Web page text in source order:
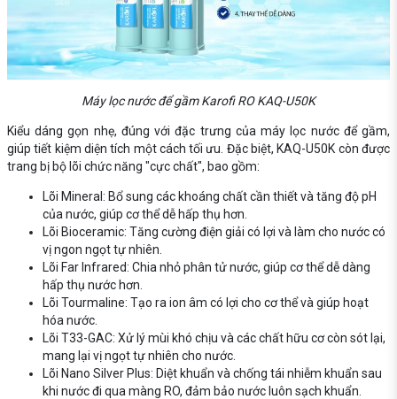
Máy lọc nước để gầm Karofi RO KAQ-U50K
Kiểu dáng gọn nhẹ, đúng với đặc trưng của máy lọc nước để gầm,
giúp tiết kiệm diện tích một cách tối ưu. Đặc biệt, KAQ-U50K còn được
trang bị bộ lõi chức năng "cực chất", bao gồm:
Lõi Mineral: Bổ sung các khoáng chất cần thiết và tăng độ pH
của nước, giúp cơ thể dễ hấp thụ hơn.
Lõi Bioceramic: Tăng cường điện giải có lợi và làm cho nước có
vị ngon ngọt tự nhiên.
Lõi Far Infrared: Chia nhỏ phân tử nước, giúp cơ thể dễ dàng
hấp thụ nước hơn.
Lõi Tourmaline: Tạo ra ion âm có lợi cho cơ thể và giúp hoạt
hóa nước.
Lõi T33-GAC: Xử lý mùi khó chịu và các chất hữu cơ còn sót lại,
mang lại vị ngọt tự nhiên cho nước.
Lõi Nano Silver Plus: Diệt khuẩn và chống tái nhiễm khuẩn sau
khi nước đi qua màng RO, đảm bảo nước luôn sạch khuẩn.